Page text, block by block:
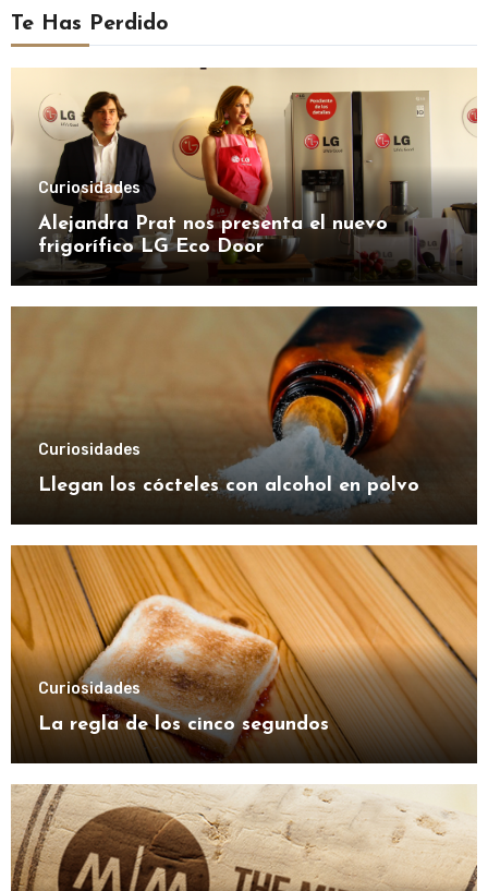
Te Has Perdido
Curiosidades
Alejandra Prat nos presenta el nuevo
frigorífico LG Eco Door
Curiosidades
Llegan los cócteles con alcohol en polvo
Curiosidades
La regla de los cinco segundos